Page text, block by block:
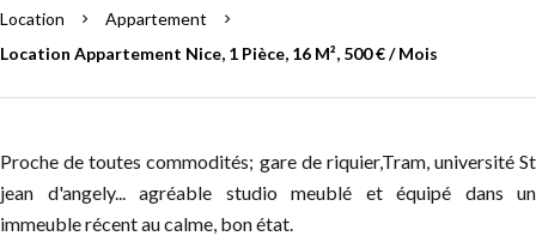
Location
Appartement
Location Appartement Nice, 1 Pièce, 16 M², 500 € / Mois
Proche de toutes commodités; gare de riquier,Tram, université St
jean d'angely... agréable studio meublé et équipé dans un
immeuble récent au calme, bon état.